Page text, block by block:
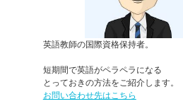
英語教師の国際資格保持者。
短期間で英語がペラペラになる
とっておきの方法をご紹介します。
お問い合わせ先はこちら